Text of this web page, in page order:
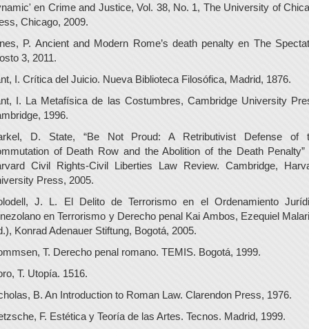
en Crime and Justice, Vol. 38, No. 1, The University of
Chicago, 2009.
P. Ancient and Modern Rome’s death penalty en The
3, 2011.
I. Crítica del Juicio. Nueva Biblioteca Filosófica, Madrid, 1876.
I. La Metafísica de las Costumbres, Cambridge University
1996.
D. State, “Be Not Proud: A Retributivist Defense of
of Death Row and the Abolition of the Death Penalty”
Civil Rights-Civil Liberties Law Review. Cambridge,
Press, 2005.
J. L. El Delito de Terrorismo en el Ordenamiento
en Terrorismo y Derecho penal Kai Ambos, Ezequiel
Konrad Adenauer Stiftung, Bogotá, 2005.
T. Derecho penal romano. TEMIS. Bogotá, 1999.
T. Utopía. 1516.
B. An Introduction to Roman Law. Clarendon Press, 1976.
F. Estética y Teoría de las Artes. Tecnos. Madrid, 1999.